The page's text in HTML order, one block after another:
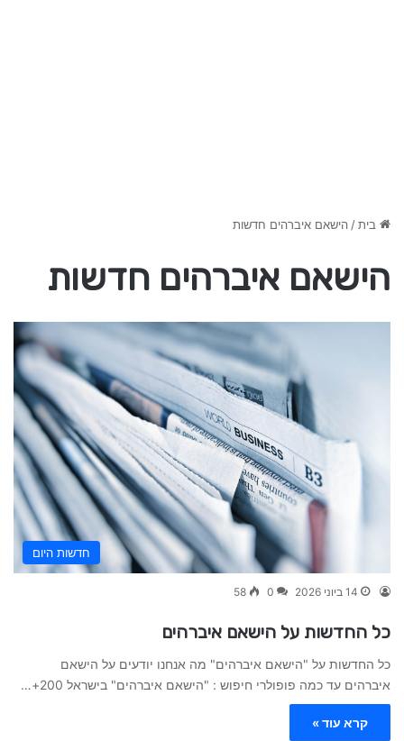
בית/הישאם איברהים חדשות
הישאם איברהים חדשות
חדשות היום
14 ביוני 2026 0
58
כל החדשות על הישאם איברהים
כל החדשות על "הישאם איברהים" מה אנחנו יודעים על הישאם
איברהים עד כמה פופולרי חיפוש : "הישאם איברהים" בישראל 200+…
קרא עוד »